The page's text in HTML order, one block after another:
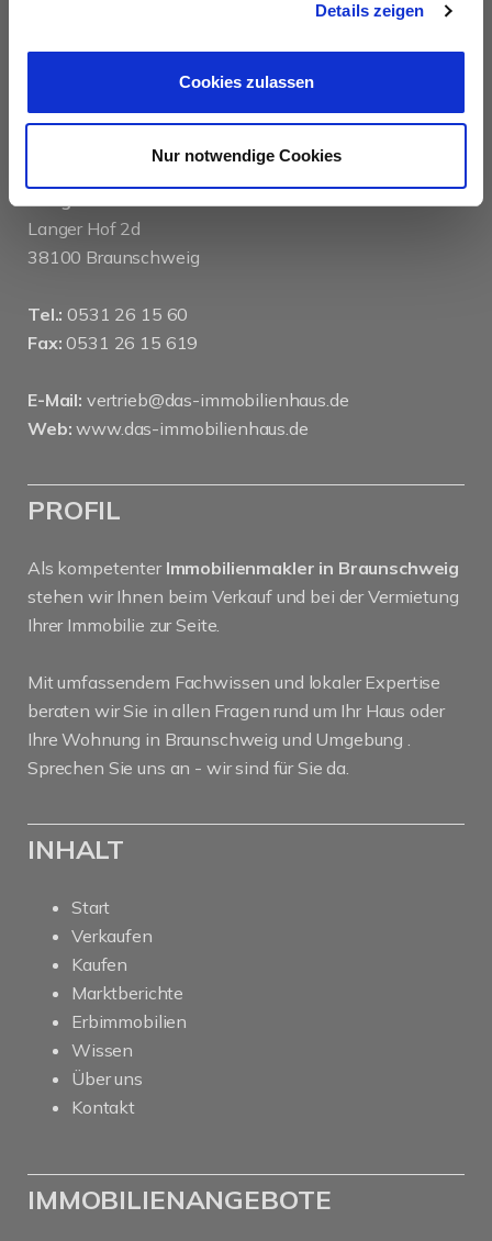
Details zeigen
Cookies zulassen
Nur notwendige Cookies
KONTAKT
das immobilienhaus oberenzer & stöcker gmbh &
co kg
Langer Hof 2d
38100 Braunschweig
Tel.: 0531 26 15 60
Fax: 0531 26 15 619
E-Mail: vertrieb@das-immobilienhaus.de
Web: www.das-immobilienhaus.de
PROFIL
Als kompetenter Immobilienmakler in Braunschweig
stehen wir Ihnen beim Verkauf und bei der Vermietung
Ihrer Immobilie zur Seite.
Mit umfassendem Fachwissen und lokaler Expertise
beraten wir Sie in allen Fragen rund um Ihr Haus oder
Ihre Wohnung in Braunschweig und Umgebung .
Sprechen Sie uns an - wir sind für Sie da.
INHALT
Start
Verkaufen
Kaufen
Marktberichte
Erbimmobilien
Wissen
Über uns
Kontakt
IMMOBILIENANGEBOTE